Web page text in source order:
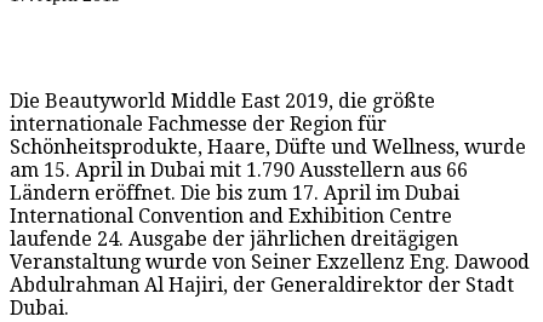
Die Beautyworld Middle East 2019, die größte
internationale Fachmesse der Region für
Schönheitsprodukte, Haare, Düfte und Wellness, wurde
am 15. April in Dubai mit 1.790 Ausstellern aus 66
Ländern eröffnet. Die bis zum 17. April im Dubai
International Convention and Exhibition Centre
laufende 24. Ausgabe der jährlichen dreitägigen
Veranstaltung wurde von Seiner Exzellenz Eng. Dawood
Abdulrahman Al Hajiri, der Generaldirektor der Stadt
Dubai.